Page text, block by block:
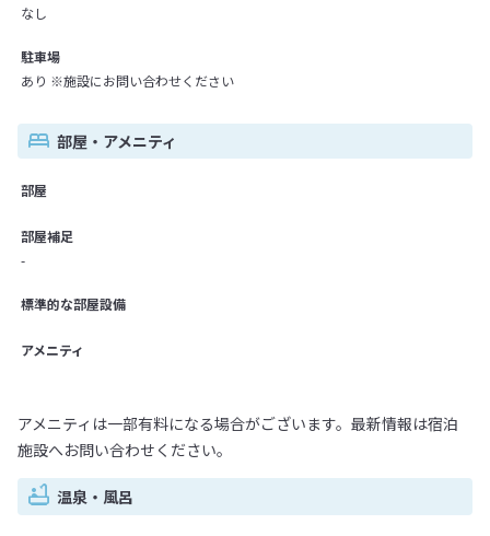
なし
駐車場
あり ※施設にお問い合わせください
部屋・アメニティ
部屋
部屋補足
-
標準的な部屋設備
アメニティ
アメニティは一部有料になる場合がございます。最新情報は宿泊
施設へお問い合わせください。
温泉・風呂